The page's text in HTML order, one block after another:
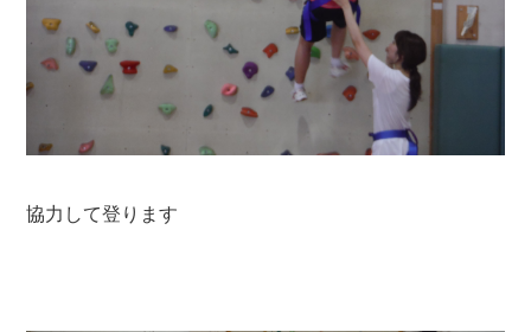
協力して登ります